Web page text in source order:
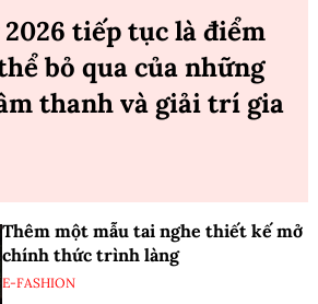
2026 tiếp tục là điểm
bỏ qua của những
thanh và giải trí gia
Thêm một mẫu tai nghe thiết kế mở
chính thức trình làng
E-FASHION